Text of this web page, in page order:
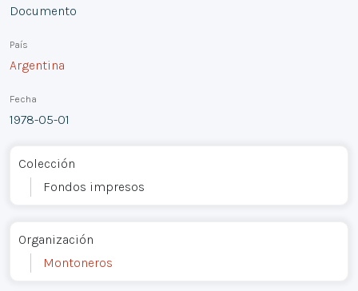
Documento
País
Argentina
Fecha
1978-05-01
Colección
Fondos impresos
Organización
Montoneros